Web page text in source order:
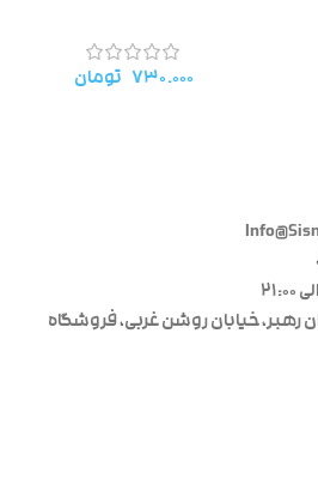
۷۳۰.۰۰۰ تومان
رهبر، خیابان روشن غربی، فروشگاه